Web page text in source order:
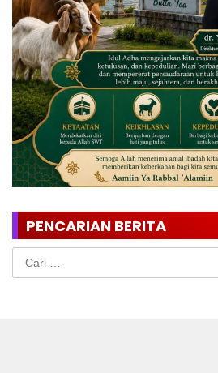
PENCARIAN BERITA
Cari
untuk: